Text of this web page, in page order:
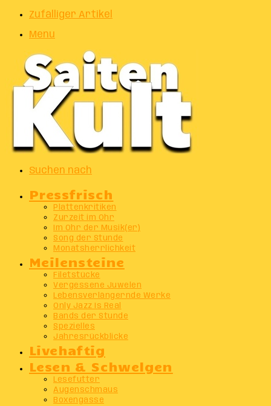
Zufälliger Artikel
Menu
Suchen nach
Pressfrisch
Plattenkritiken
Zurzeit im Ohr
Im Ohr der Musik(er)
Song der Stunde
Monatsherrlichkeit
Meilensteine
Filetstücke
Vergessene Juwelen
Lebensverlängernde Werke
Only Jazz Is Real
Bands der Stunde
Spezielles
Jahresrückblicke
Livehaftig
Lesen & Schwelgen
Lesefutter
Augenschmaus
Boxengasse